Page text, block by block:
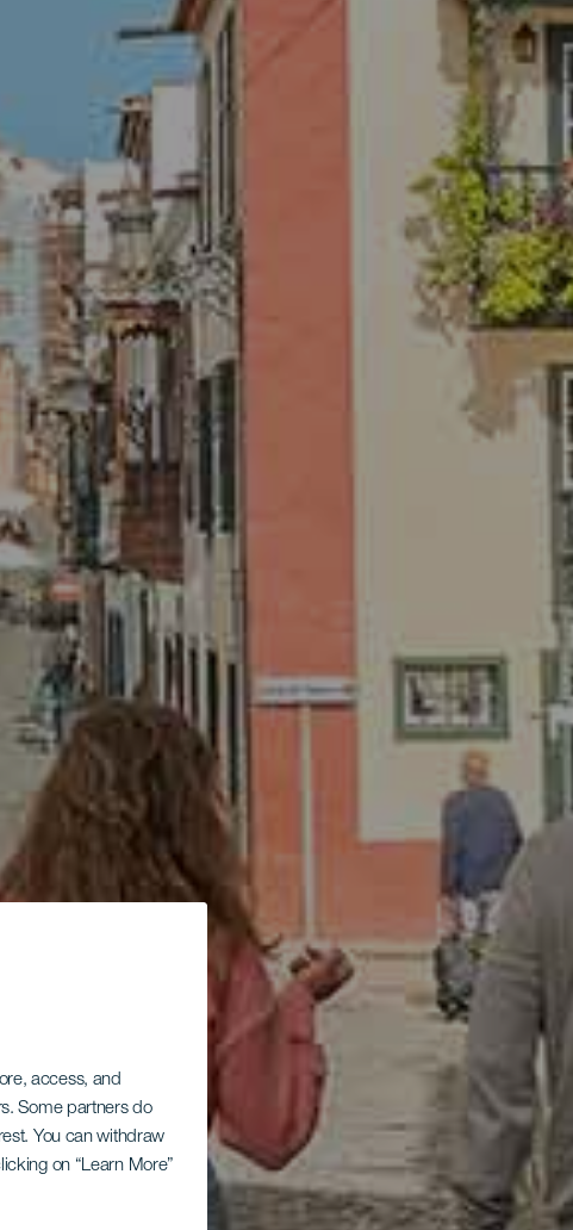
access, and
Some partners do
You can withdraw
on “Learn More”